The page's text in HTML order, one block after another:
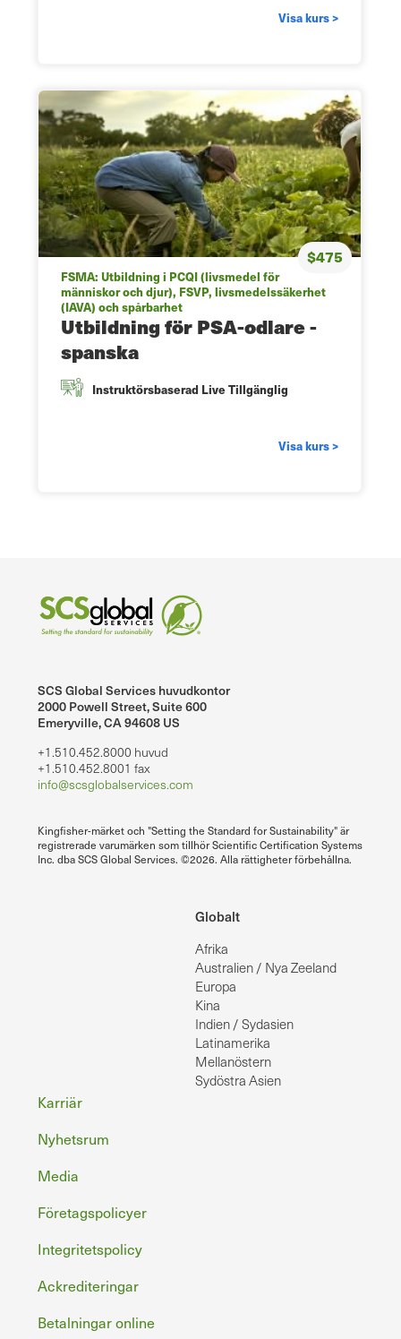
Visa kurs >
$475
FSMA: Utbildning i PCQI (livsmedel för
människor och djur), FSVP, livsmedelssäkerhet
(IAVA) och spårbarhet
Utbildning för PSA-odlare -
spanska
Instruktörsbaserad Live Tillgänglig
Visa kurs >
SCS Global Services huvudkontor
2000 Powell Street, Suite 600
Emeryville, CA 94608 US
+1.510.452.8000 huvud
+1.510.452.8001 fax
info@scsglobalservices.com
Kingfisher-märket och "Setting the Standard for Sustainability" är
registrerade varumärken som tillhör Scientific Certification Systems
Inc. dba SCS Global Services. ©2026. Alla rättigheter förbehållna.
Globalt
Afrika
Australien / Nya Zeeland
Europa
Kina
Indien / Sydasien
Latinamerika
Mellanöstern
Sydöstra Asien
Sidfot
Karriär
Nyhetsrum
Media
Företagspolicyer
Integritetspolicy
Ackrediteringar
Betalningar online